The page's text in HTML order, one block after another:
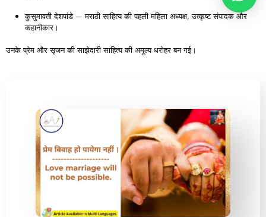
कुसुमावतीदेशपांडे — मराठी साहित्य की पहली महिला अध्यक्ष, उत्कृष्ट संपादक और
कहानीकार।
उनके प्रेम और सृजन की साझेदारी साहित्य की अमूल्य धरोहर बन गई।